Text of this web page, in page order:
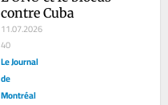
contre Cuba
11.07.2026
40
Le Journal
de
Montréal